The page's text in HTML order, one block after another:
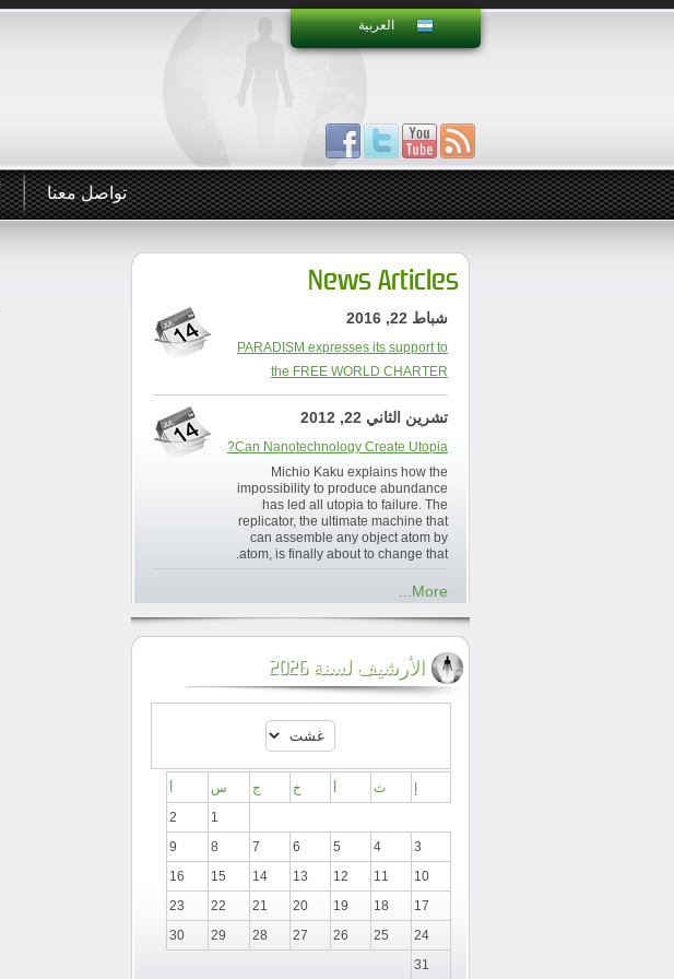
العربية
تواصل معنا
News Articles
شباط 22, 2016
PARADISM expresses its support to
the FREE WORLD CHARTER
تشرين الثاني 22, 2012
Can Nanotechnology Create Utopia?
Michio Kaku explains how the
impossibility to produce abundance
has led all utopia to failure. The
replicator, the ultimate machine that
can assemble any object atom by
atom, is finally about to change that.
More...
الأرشيف لسنة 2026
ث خ ج س
1
2
3
4
5
6
7
8
9
10
11
12
13
14
15
16
17
18
19
20
21
22
23
24
25
26
27
28
29
30
31